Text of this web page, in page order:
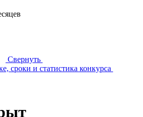
Свернуть
сроки и статистика конкурса